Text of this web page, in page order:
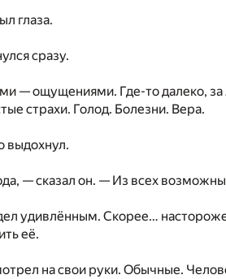
глаза.
сразу.
— ощущениями. Где-то далеко,
страхи. Голод. Болезни. Вера.
выдохнул.
— сказал он. — Из всех
удивлённым. Скорее…
её.
на свои руки. Обычные.